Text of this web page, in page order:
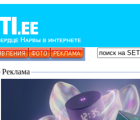
Реклама